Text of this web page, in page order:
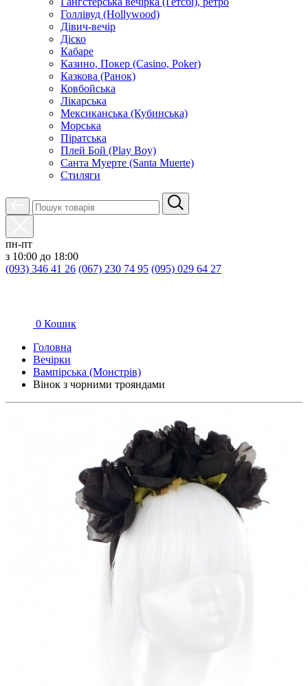
Голлівуд (Hollywood)
Дівич-вечір
Діско
Кабаре
Казино, Покер (Casino, Poker)
Казкова (Ранок)
Ковбойська
Лікарська
Мексиканська (Кубинська)
Морська
Піратська
Плей Бой (Play Boy)
Санта Муерте (Santa Muerte)
Стиляги
пн-пт
з 10:00 до 18:00
(093) 346 41 26 (067) 230 74 95 (095) 029 64 27
0 Кошик
Головна
Вечірки
Вампірська (Монстрів)
Вінок з чорними трояндами